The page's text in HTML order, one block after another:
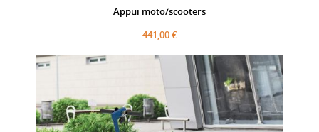
Appui moto/scooters
441,00 €